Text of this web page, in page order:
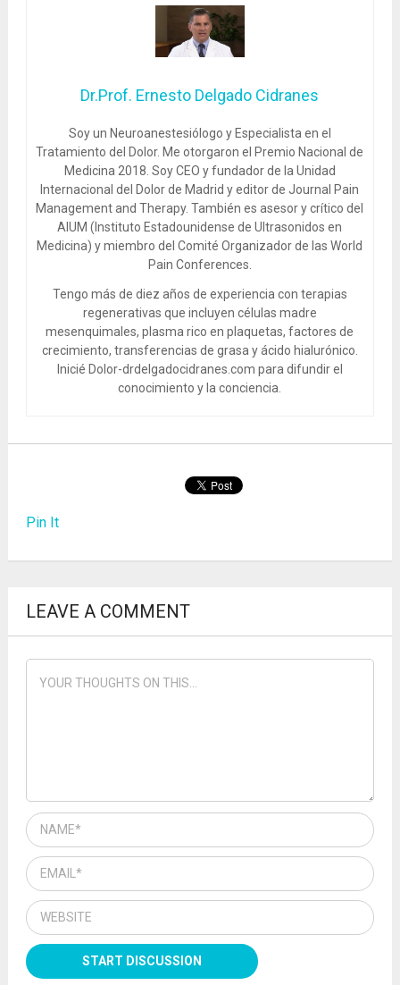
Dr.Prof. Ernesto Delgado Cidranes
Soy un Neuroanestesiólogo y Especialista en el
Tratamiento del Dolor. Me otorgaron el Premio Nacional de
Medicina 2018. Soy CEO y fundador de la Unidad
Internacional del Dolor de Madrid y editor de Journal Pain
Management and Therapy. También es asesor y crítico del
AIUM (Instituto Estadounidense de Ultrasonidos en
Medicina) y miembro del Comité Organizador de las World
Pain Conferences.
Tengo más de diez años de experiencia con terapias
regenerativas que incluyen células madre
mesenquimales, plasma rico en plaquetas, factores de
crecimiento, transferencias de grasa y ácido hialurónico.
Inicié Dolor-drdelgadocidranes.com para difundir el
conocimiento y la conciencia.
Pin It
LEAVE A COMMENT